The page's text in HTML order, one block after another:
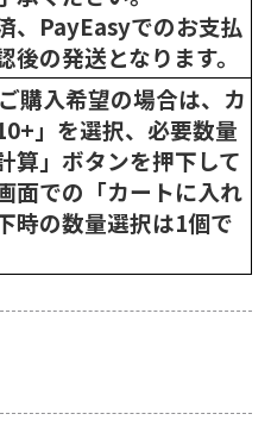
、PayEasyでのお支払
後の発送となります。
購入希望の場合は、カ
」を選択、必要数量
算」ボタンを押下して
面での「カートに入れ
時の数量選択は1個で